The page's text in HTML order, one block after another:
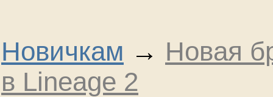
Новичкам → Новая
в Lineage 2